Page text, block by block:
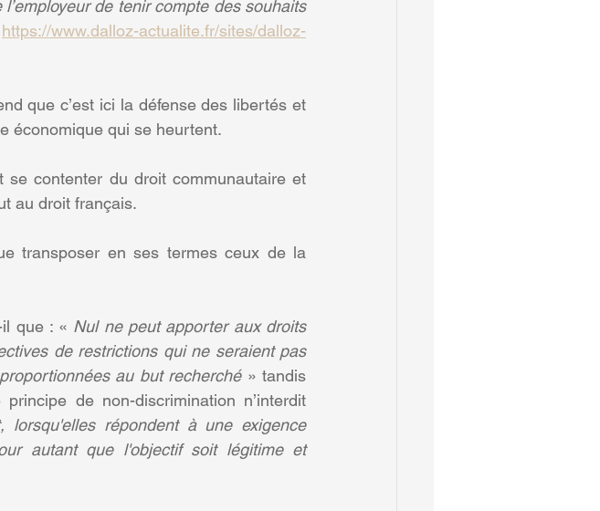
de tenir compte des souhaits
https://www.dalloz-actualite.fr/sites/dalloz-
que c’est ici la défense des libertés et
économique qui se heurtent.
se contenter du droit communautaire et
au droit français.
transposer en ses termes ceux de la
que : « Nul ne peut apporter aux droits
de restrictions qui ne seraient pas
au but recherché » tandis
de non-discrimination n’interdit
lorsqu'elles répondent à une exigence
autant que l'objectif soit légitime et